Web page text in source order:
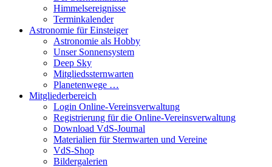
Himmelsereignisse
Terminkalender
Astronomie für Einsteiger
Astronomie als Hobby
Unser Sonnensystem
Deep Sky
Mitgliedssternwarten
Planetenwege …
Mitgliederbereich
Login Online-Vereinsverwaltung
Registrierung für die Online-Vereinsverwaltung
Download VdS-Journal
Materialien für Sternwarten und Vereine
VdS-Shop
Bildergalerien